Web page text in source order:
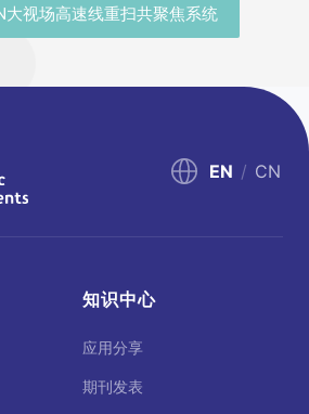
大视场高速线重扫共聚焦系统
EN / CN
知识中心
应用分享
期刊发表